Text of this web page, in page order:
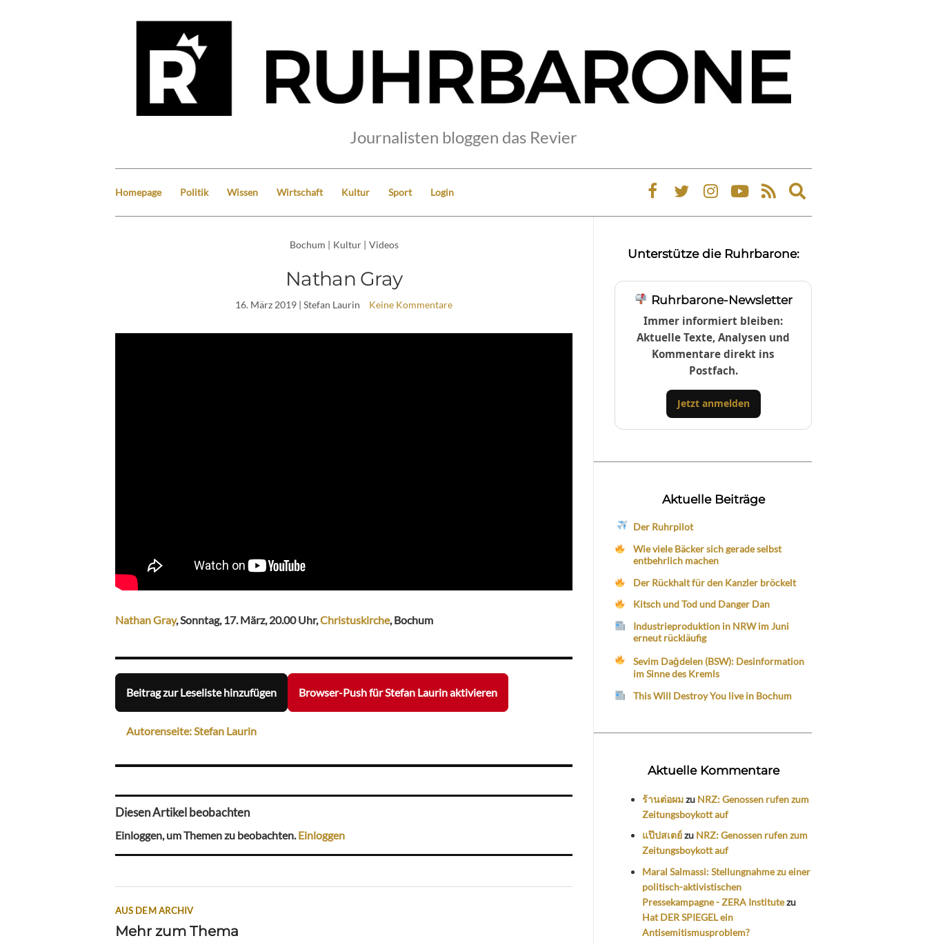
Journalisten bloggen das Revier
Homepage Politik Wissen Wirtschaft Kultur Sport Login
Expand
search
Bochum | Kultur | Videos
Nathan Gray
16. März 2019 | Stefan Laurin Keine Kommentare
Nathan Gray, Sonntag, 17. März, 20.00 Uhr,Christuskirche, Bochum
Beitrag zur Leseliste hinzufügen Browser-Push für Stefan Laurin aktivieren
Autorenseite: Stefan Laurin
Diesen Artikel beobachten
Einloggen, um Themen zu beobachten.Einloggen
AUS DEM ARCHIV
Mehr zum Thema
Unterstütze die Ruhrbarone:
Ruhrbarone-Newsletter
Immer informiert bleiben:
Aktuelle Texte, Analysen und
Kommentare direkt ins
Postfach.
Jetzt anmelden
Aktuelle Beiträge
Der Ruhrpilot
Wie viele Bäcker sich gerade selbst
entbehrlich machen
Der Rückhalt für den Kanzler bröckelt
Kitsch und Tod und Danger Dan
Industrieproduktion in NRW im Juni
erneut rückläufig
Sevim Dağdelen (BSW): Desinformation
im Sinne des Kremls
This Will Destroy You live in Bochum
Aktuelle Kommentare
ร้านต่อผมzu NRZ: Genossen rufen zum
Zeitungsboykott auf
แป๊ปสเตย์zu NRZ: Genossen rufen zum
Zeitungsboykott auf
Maral Salmassi: Stellungnahme zu einer
politisch-aktivistischen
Pressekampagne - ZERA Institutezu
Hat DER SPIEGEL ein
Antisemitismusproblem?